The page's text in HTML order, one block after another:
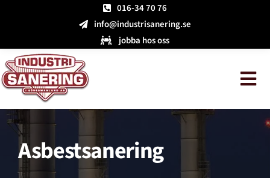
016-34 70 76
info@industrisanering.se
jobba hos oss
Asbestsanering